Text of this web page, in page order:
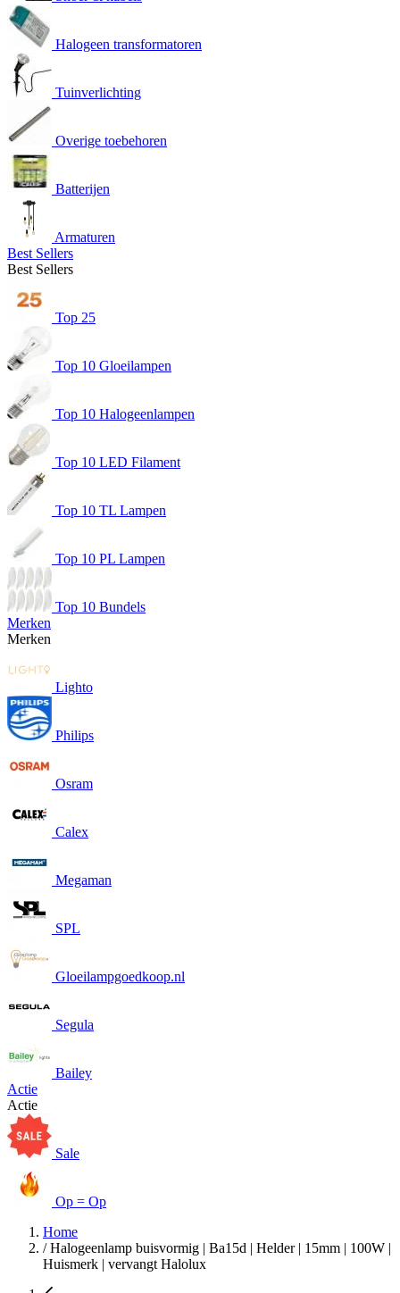
Halogeen transformatoren
Tuinverlichting
Overige toebehoren
Batterijen
Armaturen
Best Sellers
Best Sellers
Top 25
Top 10 Gloeilampen
Top 10 Halogeenlampen
Top 10 LED Filament
Top 10 TL Lampen
Top 10 PL Lampen
Top 10 Bundels
Merken
Merken
Lighto
Philips
Osram
Calex
Megaman
SPL
Gloeilampgoedkoop.nl
Segula
Bailey
Actie
Actie
Sale
Op = Op
Home
/ Halogeenlamp buisvormig | Ba15d | Helder | 15mm | 100W |
Huismerk | vervangt Halolux